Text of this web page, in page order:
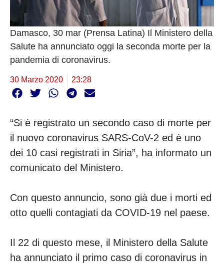
Damasco, 30 mar (Prensa Latina) Il Ministero della
Salute ha annunciato oggi la seconda morte per la
pandemia di coronavirus.
30 Marzo 2020 23:28
“Si è registrato un secondo caso di morte per
il nuovo coronavirus SARS-CoV-2 ed è uno
dei 10 casi registrati in Siria”, ha informato un
comunicato del Ministero.
Con questo annuncio, sono già due i morti ed
otto quelli contagiati da COVID-19 nel paese.
Il 22 di questo mese, il Ministero della Salute
ha annunciato il primo caso di coronavirus in